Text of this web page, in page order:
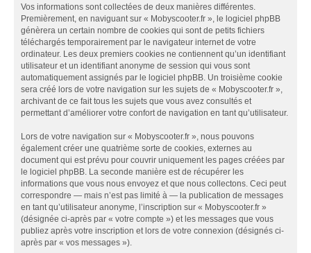
Vos informations sont collectées de deux manières différentes.
Premièrement, en naviguant sur « Mobyscooter.fr », le logiciel phpBB
génèrera un certain nombre de cookies qui sont de petits fichiers
téléchargés temporairement par le navigateur internet de votre
ordinateur. Les deux premiers cookies ne contiennent qu’un identifiant
utilisateur et un identifiant anonyme de session qui vous sont
automatiquement assignés par le logiciel phpBB. Un troisième cookie
sera créé lors de votre navigation sur les sujets de « Mobyscooter.fr »,
archivant de ce fait tous les sujets que vous avez consultés et
permettant d’améliorer votre confort de navigation en tant qu’utilisateur.
Lors de votre navigation sur « Mobyscooter.fr », nous pouvons
également créer une quatrième sorte de cookies, externes au
document qui est prévu pour couvrir uniquement les pages créées par
le logiciel phpBB. La seconde manière est de récupérer les
informations que vous nous envoyez et que nous collectons. Ceci peut
correspondre — mais n’est pas limité à — la publication de messages
en tant qu’utilisateur anonyme, l’inscription sur « Mobyscooter.fr »
(désignée ci-après par « votre compte ») et les messages que vous
publiez après votre inscription et lors de votre connexion (désignés ci-
après par « vos messages »).